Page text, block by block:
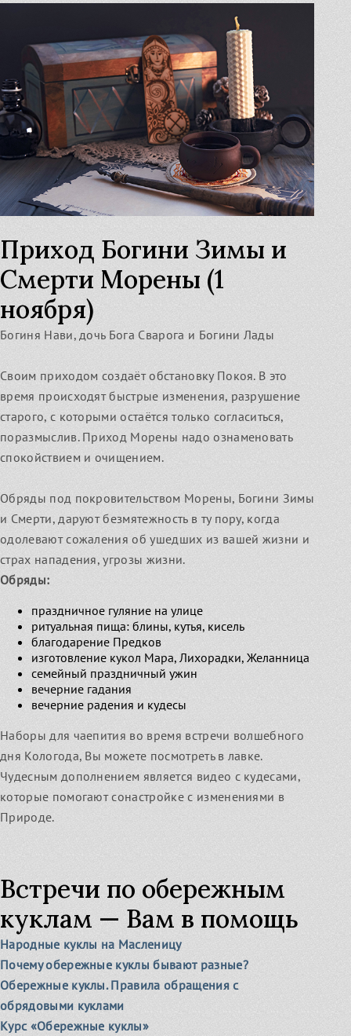
Приход Богини Зимы и
Смерти Морены (1
ноября)
Богиня Нави, дочь Бога Сварога и Богини Лады
Своим приходом создаёт обстановку Покоя. В это
время происходят быстрые изменения, разрушение
старого, с которыми остаётся только согласиться,
поразмыслив. Приход Морены надо ознаменовать
спокойствием и очищением.
Обряды под покровительством Морены, Богини Зимы
и Смерти, даруют безмятежность в ту пору, когда
одолевают сожаления об ушедших из вашей жизни и
страх нападения, угрозы жизни.
Обряды:
праздничное гуляние на улице
ритуальная пища: блины, кутья, кисель
благодарение Предков
изготовление кукол Мара, Лихорадки, Желанница
семейный праздничный ужин
вечерние гадания
вечерние радения и кудесы
Наборы для чаепития во время встречи волшебного
дня Кологода, Вы можете посмотреть в лавке.
Чудесным дополнением является видео с кудесами,
которые помогают сонастройке с изменениями в
Природе.
Встречи по обережным
куклам — Вам в помощь
Народные куклы на Масленицу
Почему обережные куклы бывают разные?
Обережные куклы. Правила обращения с
обрядовыми куклами
Курс «Обережные куклы»